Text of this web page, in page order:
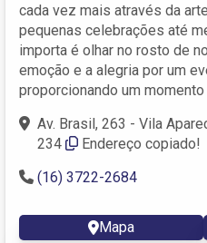
cada vez mais através da
pequenas celebrações até
importa é olhar no rosto de
emoção e a alegria por um
proporcionando um
Av. Brasil, 263 - Vila
234
Endereço copiado!
(16) 3722-2684
Mapa